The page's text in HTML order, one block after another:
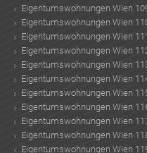
Eigentumswohnungen Wien
Eigentumswohnungen Wien
Eigentumswohnungen Wien
Eigentumswohnungen Wien
Eigentumswohnungen Wien
Eigentumswohnungen Wien
Eigentumswohnungen Wien
Eigentumswohnungen Wien
Eigentumswohnungen Wien
Eigentumswohnungen Wien
Eigentumswohnungen Wien